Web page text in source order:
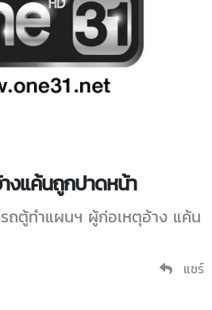
งแค้นถูกปาดหน้า
ถตู้ทำแผนฯ ผู้ก่อเหตุอ้าง แค้น
แชร์